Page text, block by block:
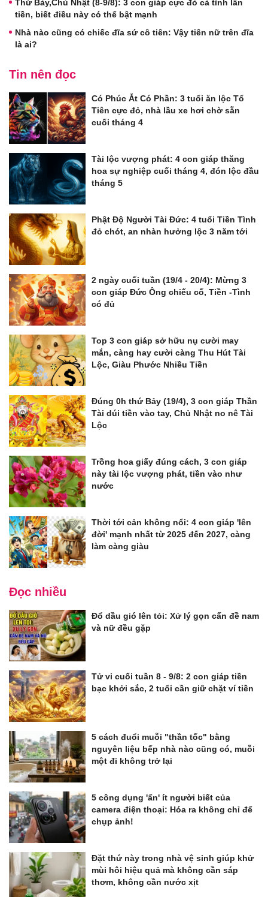
Thứ Bảy,Chủ Nhật (8-9/8): 3 con giáp cực đỏ cả tình lẫn
tiền, biết điều này có thể bật mạnh
Nhà nào cũng có chiếc đĩa sứ cô tiên: Vậy tiên nữ trên đĩa
là ai?
Tin nên đọc
Có Phúc Ắt Có Phần: 3 tuổi ăn lộc Tổ
Tiên cực đỏ, nhà lầu xe hơi chờ sẵn
cuối tháng 4
Tài lộc vượng phát: 4 con giáp thăng
hoa sự nghiệp cuối tháng 4, đón lộc đầu
tháng 5
Phật Độ Người Tài Đức: 4 tuổi Tiền Tình
đỏ chót, an nhàn hưởng lộc 3 năm tới
2 ngày cuối tuần (19/4 - 20/4): Mừng 3
con giáp Đức Ông chiếu cố, Tiền -Tình
có đủ
Top 3 con giáp sở hữu nụ cười may
mắn, càng hay cười càng Thu Hút Tài
Lộc, Giàu Phước Nhiều Tiền
Đúng 0h thứ Bảy (19/4), 3 con giáp Thần
Tài dúi tiền vào tay, Chủ Nhật no nê Tài
Lộc
Trồng hoa giấy đúng cách, 3 con giáp
này tài lộc vượng phát, tiền vào như
nước
Thời tới cản không nổi: 4 con giáp 'lên
đời' mạnh nhất từ 2025 đến 2027, càng
làm càng giàu
Đọc nhiều
Đổ dầu gió lên tỏi: Xử lý gọn cấn đề nam
và nữ đều gặp
Tử vi cuối tuần 8 - 9/8: 2 con giáp tiền
bạc khởi sắc, 2 tuổi cần giữ chặt ví tiền
5 cách đuổi muỗi "thần tốc" bằng
nguyên liệu bếp nhà nào cũng có, muỗi
một đi không trở lại
5 công dụng 'ẩn' ít người biết của
camera điện thoại: Hóa ra không chỉ để
chụp ảnh!
Đặt thứ này trong nhà vệ sinh giúp khử
mùi hôi hiệu quả mà không cần sáp
thơm, không cần nước xịt